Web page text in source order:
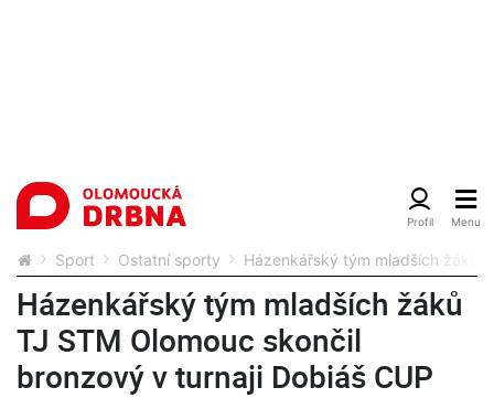
Sport Ostatní sporty Házenkářský tým mladších žáků
Házenkářský tým mladších žáků
TJ STM Olomouc skončil
bronzový v turnaji Dobiáš CUP